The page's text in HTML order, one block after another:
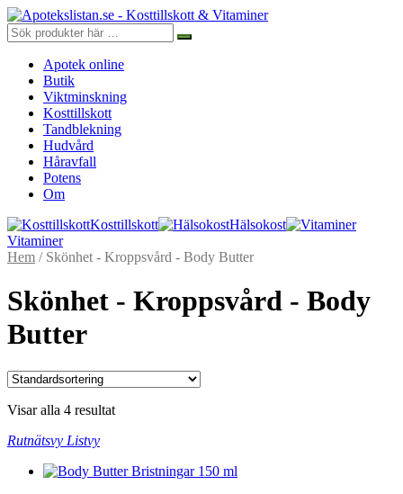
Apotek online
Butik
Viktminskning
Kosttillskott
Tandblekning
Hudvård
Håravfall
Potens
Om
Kosttillskott
Hälsokost
Vitaminer
Hem / Skönhet - Kroppsvård - Body Butter
Skönhet - Kroppsvård - Body
Butter
Visar alla 4 resultat
Rutnätsvy Listvy